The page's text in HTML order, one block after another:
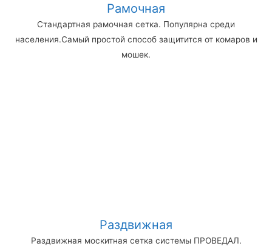
Рамочная
Стандартная рамочная сетка. Популярна среди
населения.Самый простой способ защитится от комаров и
мошек.
Раздвижная
Раздвижная москитная сетка системы ПРОВЕДАЛ.